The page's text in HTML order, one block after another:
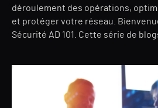
déroulement des opérations,
et protéger votre réseau.
Sécurité AD 101. Cette série de